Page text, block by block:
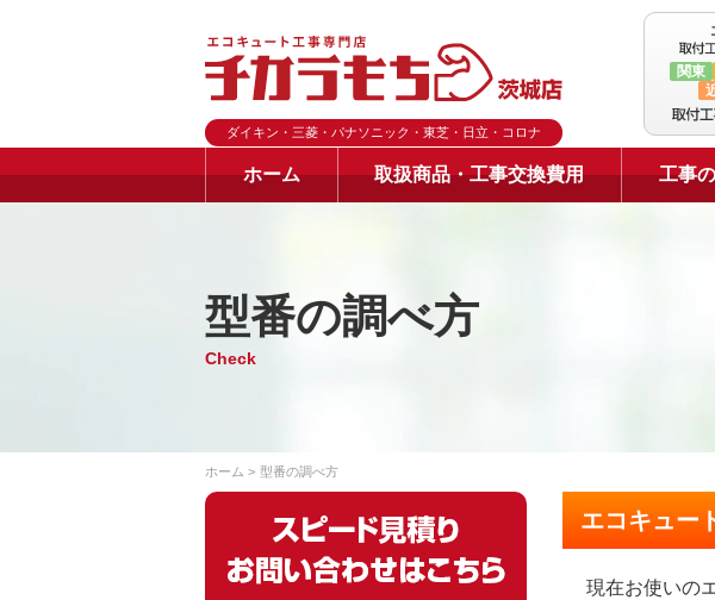
ダイキン・三菱・パナソニック・東芝・日立・コロナ
関東
ホーム 取扱商品・工事交換費用 工事
型番の調べ方
Check
ホーム 型番の調べ方
エコキュー
現在お使いの